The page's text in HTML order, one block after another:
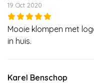
19 Oct 2020
Mooie klompen met
in huis.
Karel Benschop